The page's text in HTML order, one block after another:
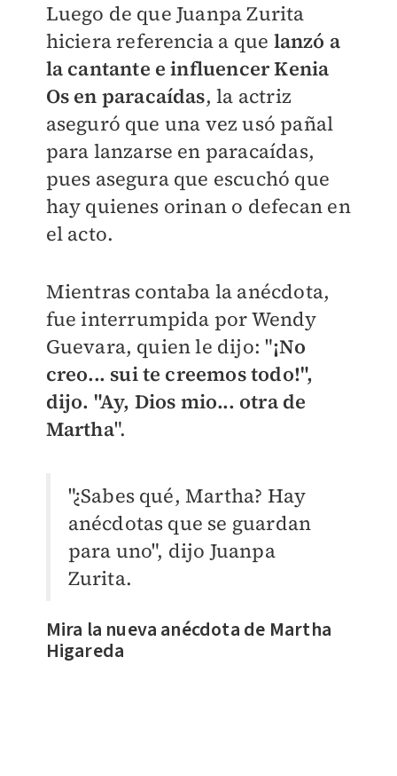
Luego de que Juanpa Zurita
hiciera referencia a que lanzó a
la cantante e influencer Kenia
Os en paracaídas, la actriz
aseguró que una vez usó pañal
para lanzarse en paracaídas,
pues asegura que escuchó que
hay quienes orinan o defecan en
el acto.
Mientras contaba la anécdota,
fue interrumpida por Wendy
Guevara, quien le dijo: "¡No
creo... sui te creemos todo!",
dijo. "Ay, Dios mio... otra de
Martha".
"¿Sabes qué, Martha? Hay
anécdotas que se guardan
para uno", dijo Juanpa
Zurita.
Mira la nueva anécdota de Martha
Higareda